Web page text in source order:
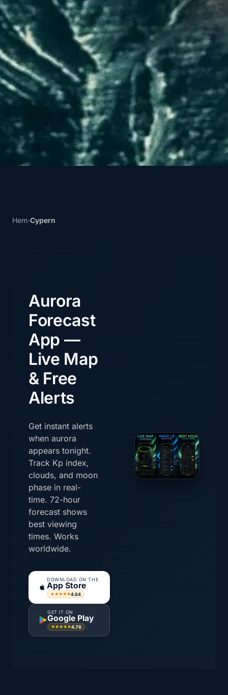
Hem›Cypern
Aurora
Forecast
App —
Live Map
& Free
Alerts
Get instant alerts
when aurora
appears tonight.
Track Kp index,
clouds, and moon
phase in real-
time. 72-hour
forecast shows
best viewing
times. Works
worldwide.
DOWNLOAD ON THE
App Store
★★★★★4.84
GET IT ON
Google Play
★★★★★4.76